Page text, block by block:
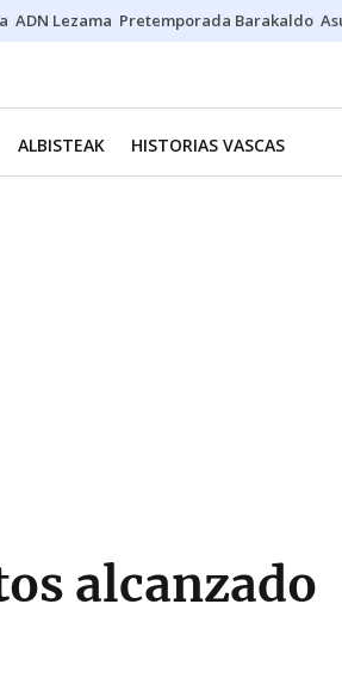
ADN Lezama Pretemporada Barakaldo
ALBISTEAK HISTORIAS VASCAS
alcanzado